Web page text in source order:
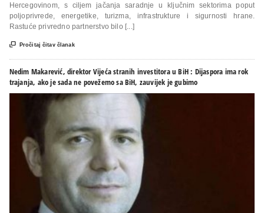
Hercegovinom, s ciljem jačanja saradnje u ključnim sektorima poput
poljoprivrede, energetike, turizma, infrastrukture i sigurnosti hrane.
Rastuće privredno partnerstvo bilo [...]
 Pročitaj čitav članak
Nedim Makarević, direktor Vijeća stranih investitora u BiH : Dijaspora ima rok
trajanja, ako je sada ne povežemo sa BiH, zauvijek je gubimo